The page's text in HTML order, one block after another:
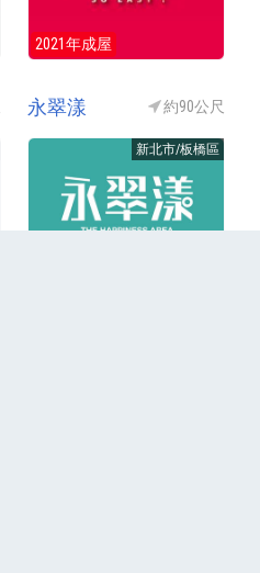
2021年成屋
永翠漾 約90公尺
新北市/板橋區